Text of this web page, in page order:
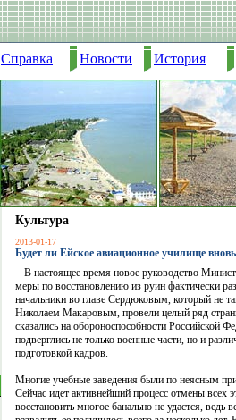
Справка Новости История
Культура
2013-01-17
Будет ли Ейское авиационное училище
В настоящее время новое руководство
меры по восстановлению из руин фактически
начальники во главе Сердюковым, который не
Николаем Макаровым, провели целый ряд
сказались на обороноспособности Российской
подверглись не только военные части, но и
подготовкой кадров.
Многие учебные заведения были по неясным
Сейчас идет активнейший процесс отмены всех
восстановить многое банально не удастся, ведь